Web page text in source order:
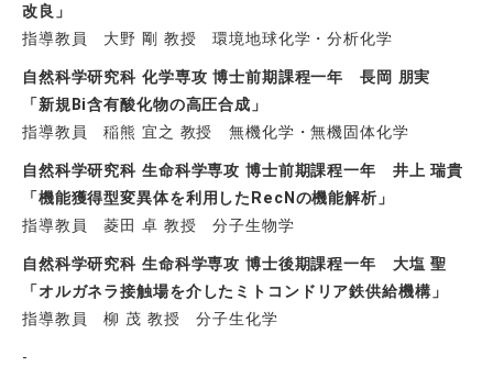
改良」
指導教員 大野 剛 教授 環境地球化学・分析化学
自然科学研究科 化学専攻 博士前期課程一年 長岡 朋実
「新規Bi含有酸化物の高圧合成」
指導教員 稲熊 宜之 教授 無機化学・無機固体化学
自然科学研究科 生命科学専攻 博士前期課程一年 井上 瑞貴
「機能獲得型変異体を利用したRecNの機能解析」
指導教員 菱田 卓 教授 分子生物学
自然科学研究科 生命科学専攻 博士後期課程一年 大塩 聖
「オルガネラ接触場を介したミトコンドリア鉄供給機構」
指導教員 柳 茂 教授 分子生化学
-